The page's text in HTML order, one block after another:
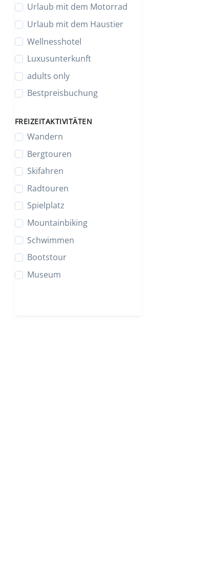
Urlaub mit dem Motorrad
Urlaub mit dem Haustier
Wellnesshotel
Luxusunterkunft
adults only
Bestpreisbuchung
FREIZEITAKTIVITÄTEN
Wandern
Bergtouren
Skifahren
Radtouren
Spielplatz
Mountainbiking
Schwimmen
Bootstour
Museum